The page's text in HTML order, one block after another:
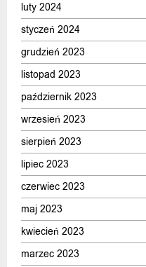
luty 2024
styczeń 2024
grudzień 2023
listopad 2023
październik 2023
wrzesień 2023
sierpień 2023
lipiec 2023
czerwiec 2023
maj 2023
kwiecień 2023
marzec 2023